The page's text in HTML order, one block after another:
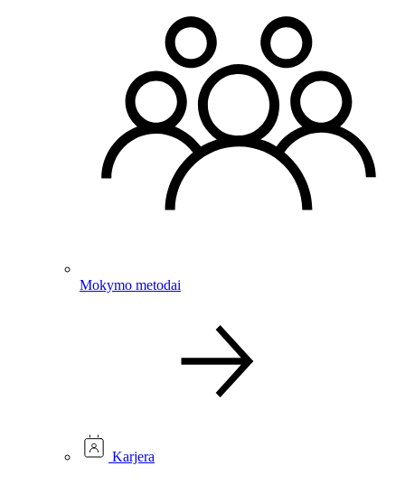
Mokymo metodai
Karjera